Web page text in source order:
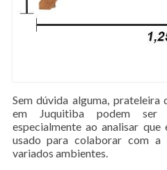
Sem dúvida alguma,
em Juquitiba podem ser
especialmente ao analisar
usado para colaborar com a
variados ambientes.